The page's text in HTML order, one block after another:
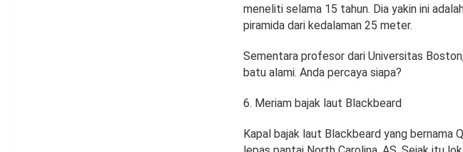
meneliti selama 15 tahun. Dia yakin ini
piramida dari kedalaman 25 meter.
Sementara profesor dari Universitas
batu alami. Anda percaya siapa?
Meriam bajak laut Blackbeard
Kapal bajak laut Blackbeard yang bernama